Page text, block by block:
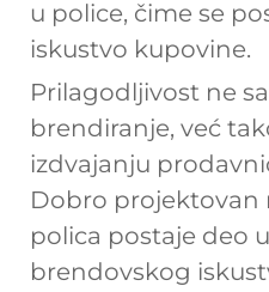
u police, čime se
iskustvo kupovine.
Prilagodljivost ne
brendiranje, već
izdvajanju
Dobro projektovan
polica postaje deo
brendovskog